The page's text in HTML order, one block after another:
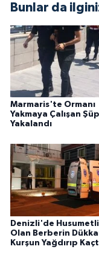
Bunlar da
Marmaris'te Ormanı
Yakmaya Çalışan
Yakalandı
Denizli'de
Olan Berberin
Kurşun Yağdırıp